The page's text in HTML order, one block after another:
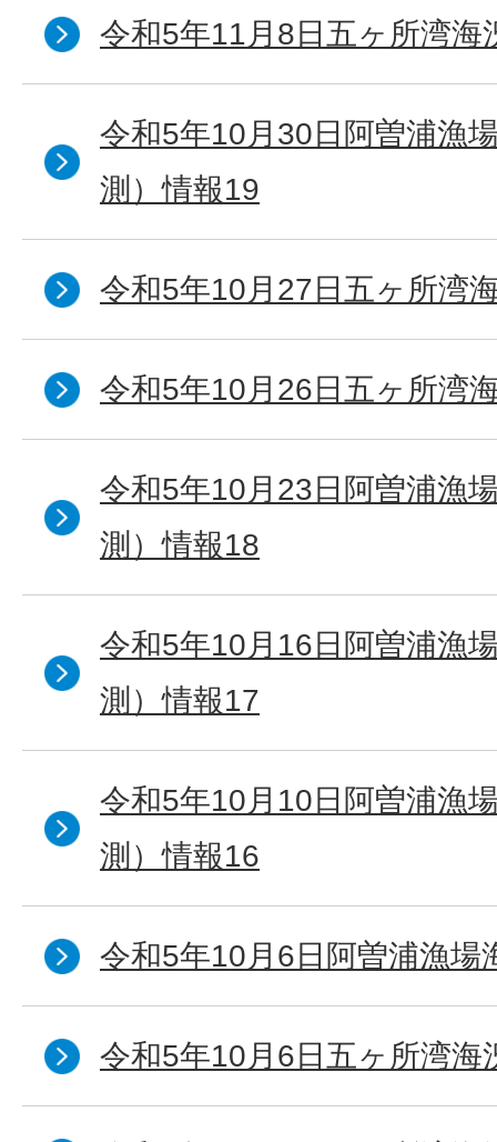
令和5年11月8日五ヶ所湾海
令和5年10月30日阿曽浦漁
測）情報19
令和5年10月27日五ヶ所湾
令和5年10月26日五ヶ所湾
令和5年10月23日阿曽浦漁
測）情報18
令和5年10月16日阿曽浦漁
測）情報17
令和5年10月10日阿曽浦漁
測）情報16
令和5年10月6日阿曽浦漁場
令和5年10月6日五ヶ所湾海